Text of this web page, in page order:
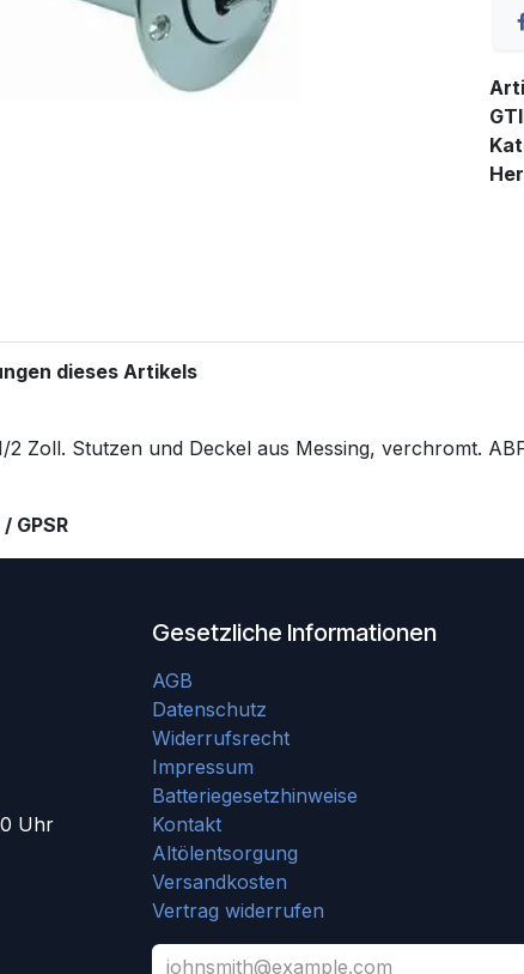
dieses Artikels
2 Zoll. Stutzen und Deckel aus Messing, verchromt.
GPSR
Uhr
Gesetzliche Informationen
AGB
Datenschutz
Widerrufsrecht
Impressum
Batteriegesetzhinweise
Kontakt
Altölentsorgung
Versandkosten
Vertrag widerrufen